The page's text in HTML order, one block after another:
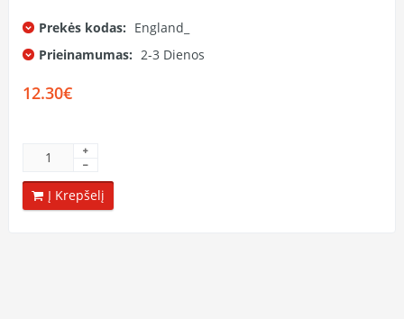
Prekės kodas: England_
Prieinamumas: 2-3 Dienos
12.30€
Į Krepšelį